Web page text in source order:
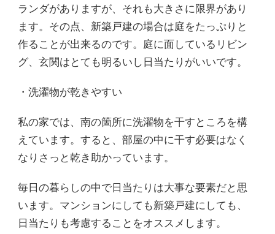
ランダがありますが、それも大きさに限界があり
ます。その点、新築戸建の場合は庭をたっぷりと
作ることが出来るのです。庭に面しているリビン
グ、玄関はとても明るいし日当たりがいいです。
・洗濯物が乾きやすい
私の家では、南の箇所に洗濯物を干すところを構
えています。すると、部屋の中に干す必要はなく
なりさっと乾き助かっています。
毎日の暮らしの中で日当たりは大事な要素だと思
います。マンションにしても新築戸建にしても、
日当たりも考慮することをオススメします。